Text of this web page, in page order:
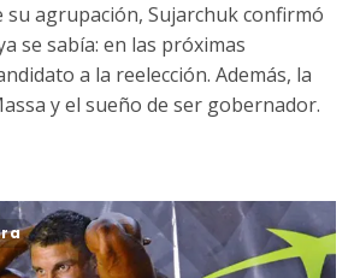
su agrupación, Sujarchuk confirmó
se sabía: en las próximas
a la reelección. Además, la
y el sueño de ser gobernador.